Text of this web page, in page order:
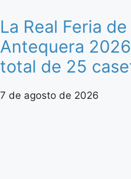
La Real Feria
Antequera
total de 25
7 de agosto de 2026